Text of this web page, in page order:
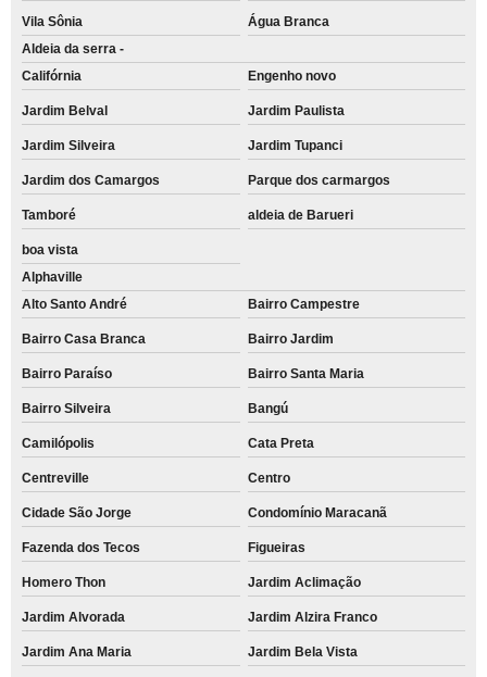
Vila Sônia
Água Branca
Aldeia da serra -
Califórnia
Engenho novo
Jardim Belval Jardim Paulista
Jardim Silveira Jardim Tupanci
Jardim dos Camargos Parque dos carmargos
Tamboré aldeia de Barueri
boa vista
Alphaville
Alto Santo André
Bairro Campestre
Bairro Casa Branca Bairro Jardim
Bairro Paraíso Bairro Santa Maria
Bairro Silveira Bangú
Camilópolis Cata Preta
Centreville Centro
Cidade São Jorge Condomínio Maracanã
Fazenda dos Tecos Figueiras
Homero Thon Jardim Aclimação
Jardim Alvorada Jardim Alzira Franco
Jardim Ana Maria Jardim Bela Vista